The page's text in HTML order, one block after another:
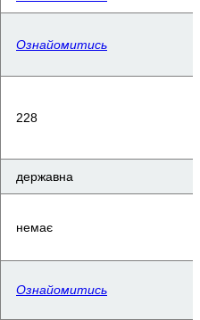
Ознайомитись
228
державна
немає
Ознайомитись